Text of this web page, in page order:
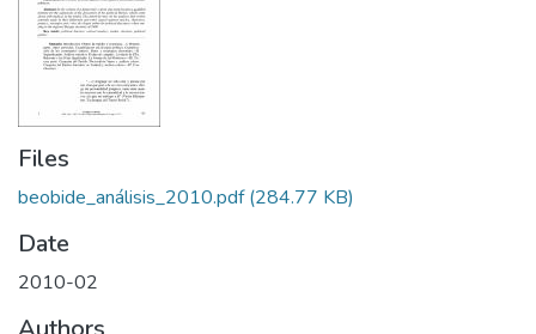
Statistics
Policies
Files
beobide_análisis_2010.pdf(284.77 KB)
Date
2010-02